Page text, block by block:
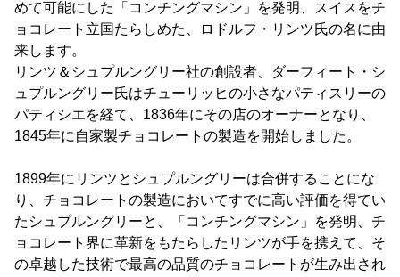
めて可能にした「コンチングマシン」を発明、スイスをチ
ョコレート立国たらしめた、ロドルフ・リンツ氏の名に由
来します。
リンツ＆シュプルングリー社の創設者、ダーフィート・シ
ュプルングリー氏はチューリッヒの小さなパティスリーの
パティシエを経て、1836年にその店のオーナーとなり、
1845年に自家製チョコレートの製造を開始しました。
1899年にリンツとシュプルングリーは合併することにな
り、チョコレートの製造においてすでに高い評価を得てい
たシュプルングリーと、「コンチングマシン」を発明、チ
ョコレート界に革新をもたらしたリンツが手を携えて、そ
の卓越した技術で最高の品質のチョコレートが生み出され